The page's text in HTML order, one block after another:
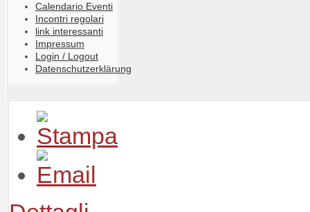
Calendario Eventi
Incontri regolari
link interessanti
Impressum
Login / Logout
Datenschutzerklärung